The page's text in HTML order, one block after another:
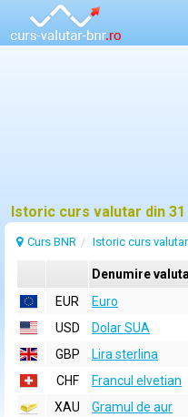
Istoric curs valutar din 31
Curs BNR Istoric curs valutar
Denumire valuta
EUR
Euro
USD
Dolar SUA
GBP
Lira sterlina
CHF
Francul elvetian
XAU
Gramul de aur